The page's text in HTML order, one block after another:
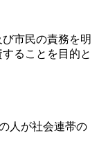
市民の責務を明
ることを目的と
人が社会連帯の